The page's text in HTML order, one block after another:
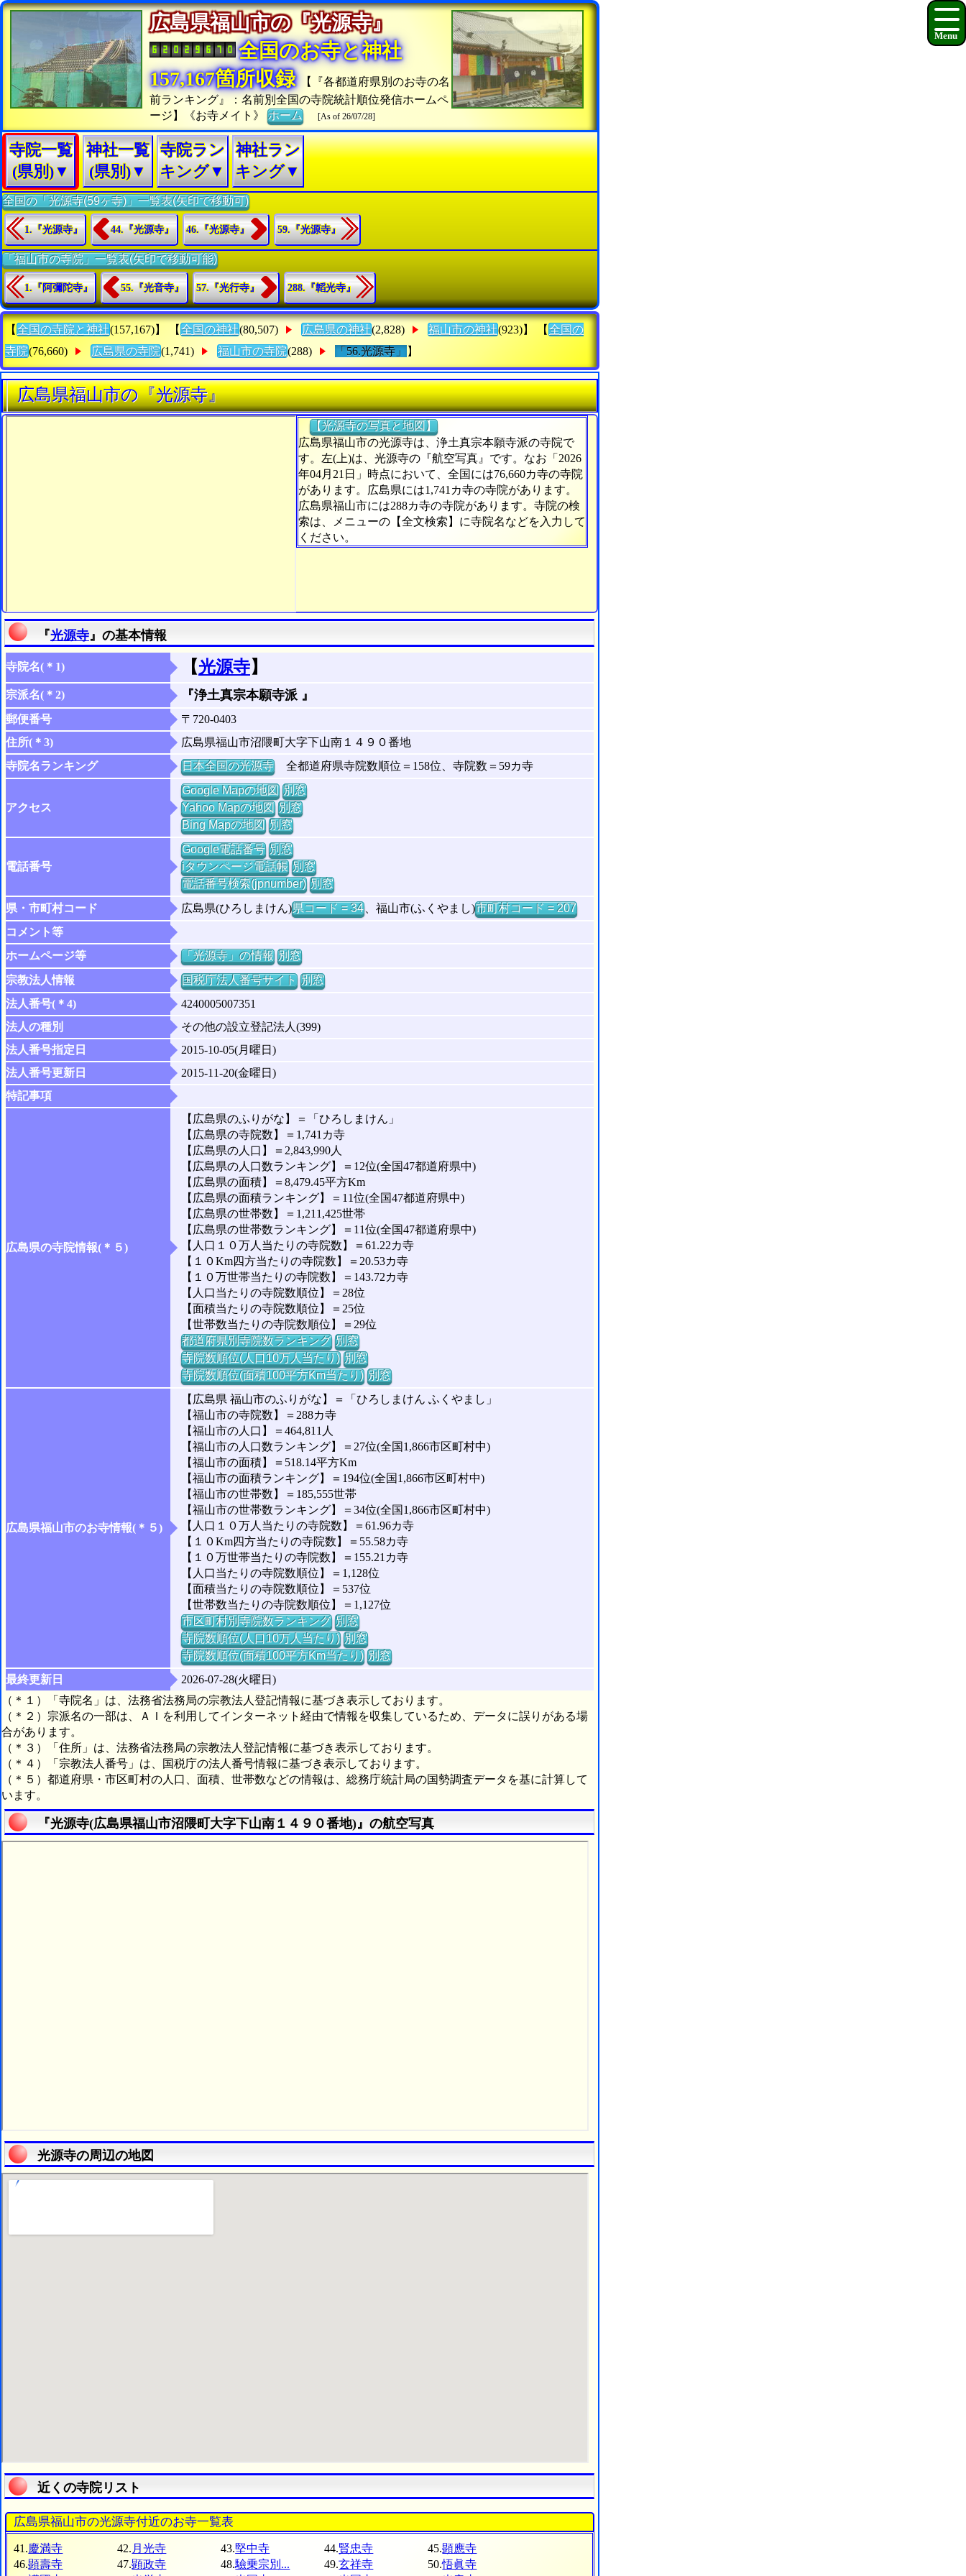
広島県福山市の『光源寺』
全国のお寺と神社
157,167箇所収録
【『各都道府県別のお寺の名
前ランキング』：名前別全国の寺院統計順位発信ホームペ
ージ】《お寺メイト》ホーム [As of 26/07/28]
寺院一覧
(県別)▼
神社一覧
(県別)▼
寺院ラン
キング▼
神社ラン
キング▼
全国の「光源寺(59ヶ寺)」一覧表(矢印で移動可)
1.『光源寺』 44.『光源寺』 46.『光源寺』 59.『光源寺』
「福山市の寺院」一覧表(矢印で移動可能)
1.『阿彌陀寺』 55.『光音寺』 57.『光行寺』 288.『韜光寺』
【 全国の寺院と神社(157,167)】 【 全国の神社(80,507) 広島県の神社(2,828) 福山市の神社(923)】 【 全国の
寺院(76,660) 広島県の寺院(1,741) 福山市の寺院(288) 「56.光源寺」 】
広島県福山市の『光源寺』
【光源寺の写真と地図】
広島県福山市の光源寺は、浄土真宗本願寺派の寺院で
す。左(上)は、光源寺の『航空写真』です。なお「2026
年04月21日」時点において、全国には76,660カ寺の寺院
があります。広島県には1,741カ寺の寺院があります。
広島県福山市には288カ寺の寺院があります。寺院の検
索は、メニューの【全文検索】に寺院名などを入力して
ください。
『光源寺』の基本情報
寺院名(＊1) 【光源寺】
宗派名(＊2) 『浄土真宗本願寺派 』
郵便番号
〒720-0403
住所(＊3)
広島県福山市沼隈町大字下山南１４９０番地
寺院名ランキング
日本全国の光源寺全都道府県寺院数順位＝158位、寺院数＝59カ寺
アクセス
Google Mapの地図 別窓
Yahoo Mapの地図 別窓
Bing Mapの地図 別窓
電話番号
Google電話番号 別窓
iタウンページ電話帳 別窓
電話番号検索(jpnumber) 別窓
県・市町村コード
広島県(ひろしまけん)県コード = 34、福山市(ふくやまし)市町村コード = 207
コメント等
ホームページ等
「光源寺」の情報 別窓
宗教法人情報
国税庁法人番号サイト 別窓
法人番号(＊4)
4240005007351
法人の種別
その他の設立登記法人(399)
法人番号指定日
2015-10-05(月曜日)
法人番号更新日
2015-11-20(金曜日)
特記事項
広島県の寺院情報(＊５)
【広島県のふりがな】＝「ひろしまけん」
【広島県の寺院数】＝1,741カ寺
【広島県の人口】＝2,843,990人
【広島県の人口数ランキング】＝12位(全国47都道府県中)
【広島県の面積】＝8,479.45平方Km
【広島県の面積ランキング】＝11位(全国47都道府県中)
【広島県の世帯数】＝1,211,425世帯
【広島県の世帯数ランキング】＝11位(全国47都道府県中)
【人口１０万人当たりの寺院数】＝61.22カ寺
【１０Km四方当たりの寺院数】＝20.53カ寺
【１０万世帯当たりの寺院数】＝143.72カ寺
【人口当たりの寺院数順位】＝28位
【面積当たりの寺院数順位】＝25位
【世帯数当たりの寺院数順位】＝29位
都道府県別寺院数ランキング 別窓
寺院数順位(人口10万人当たり) 別窓
寺院数順位(面積100平方Km当たり) 別窓
広島県福山市のお寺情報(＊５)
【広島県 福山市のふりがな】＝「ひろしまけん ふくやまし」
【福山市の寺院数】＝288カ寺
【福山市の人口】＝464,811人
【福山市の人口数ランキング】＝27位(全国1,866市区町村中)
【福山市の面積】＝518.14平方Km
【福山市の面積ランキング】＝194位(全国1,866市区町村中)
【福山市の世帯数】＝185,555世帯
【福山市の世帯数ランキング】＝34位(全国1,866市区町村中)
【人口１０万人当たりの寺院数】＝61.96カ寺
【１０Km四方当たりの寺院数】＝55.58カ寺
【１０万世帯当たりの寺院数】＝155.21カ寺
【人口当たりの寺院数順位】＝1,128位
【面積当たりの寺院数順位】＝537位
【世帯数当たりの寺院数順位】＝1,127位
市区町村別寺院数ランキング 別窓
寺院数順位(人口10万人当たり) 別窓
寺院数順位(面積100平方Km当たり) 別窓
最終更新日
2026-07-28(火曜日)
（＊１）「寺院名」は、法務省法務局の宗教法人登記情報に基づき表示しております。
（＊２）宗派名の一部は、ＡＩを利用してインターネット経由で情報を収集しているため、データに誤りがある場
合があります。
（＊３）「住所」は、法務省法務局の宗教法人登記情報に基づき表示しております。
（＊４）「宗教法人番号」は、国税庁の法人番号情報に基づき表示しております。
（＊５）都道府県・市区町村の人口、面積、世帯数などの情報は、総務庁統計局の国勢調査データを基に計算して
います。
『光源寺(広島県福山市沼隈町大字下山南１４９０番地)』の航空写真
光源寺の周辺の地図
近くの寺院リスト
広島県福山市の光源寺付近のお寺一覧表
41.慶満寺 42. 月光寺 43.堅中寺 44.賢忠寺 45.顕應寺
46.顕壽寺 47.顕政寺 48.驗乗宗別... 49.玄祥寺 50.悟眞寺